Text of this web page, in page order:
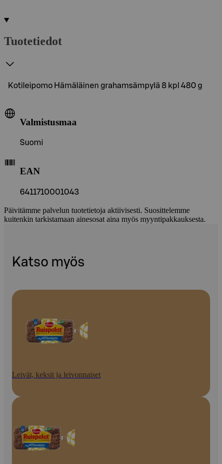
Tuotetiedot
Kotileipomo Hämäläinen grahamsämpylä 8 kpl 480 g
Valmistusmaa
Suomi
EAN
6411710001043
Päivitämme palvelun tuotetietoja aktiivisesti. Suosittelemme
kuitenkin tarkistamaan ainesosat aina myös myyntipakkauksesta.
Katso myös
Leivät, keksit ja leivonnaiset